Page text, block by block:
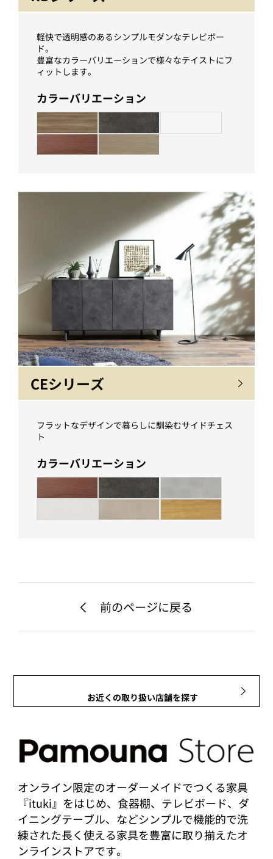
軽快で透明感のあるシンプルモダンなテレビボー
ド。
豊富なカラーバリエーションで様々なテイストにフ
ィットします。
カラーバリエーション
CEシリーズ
フラットなデザインで暮らしに馴染むサイドチェス
ト
カラーバリエーション
前のページに戻る
お近くの取り扱い店舗を探す
オンライン限定のオーダーメイドでつくる家具
『ituki』をはじめ、食器棚、テレビボード、ダ
イニングテーブル、などシンプルで機能的で洗
練された長く使える家具を豊富に取り揃えたオ
ンラインストアです。